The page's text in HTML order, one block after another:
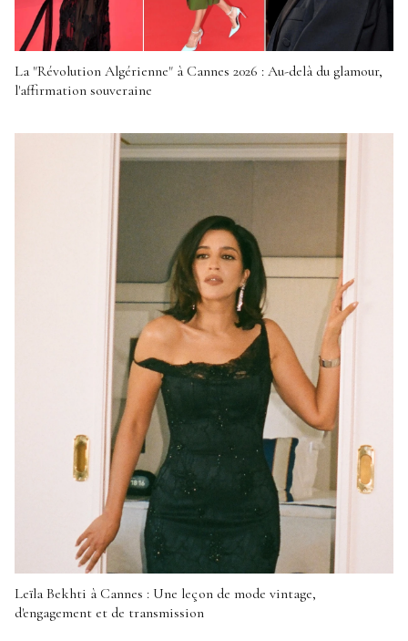
La "Révolution Algérienne" à Cannes 2026 : Au-delà du glamour,
l'affirmation souveraine
Leïla Bekhti à Cannes : Une leçon de mode vintage,
d'engagement et de transmission